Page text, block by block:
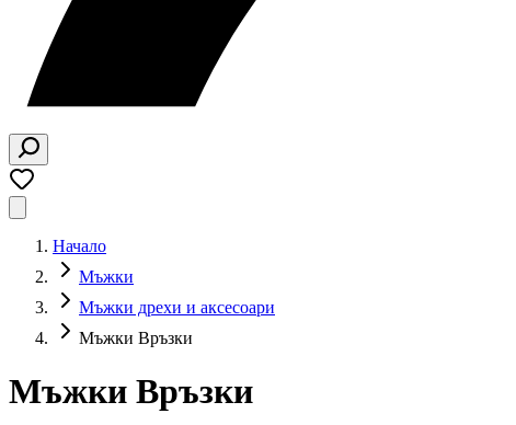
Начало
Мъжки​
Мъжки дрехи и аксесоари
Мъжки Връзки
Мъжки Връзки